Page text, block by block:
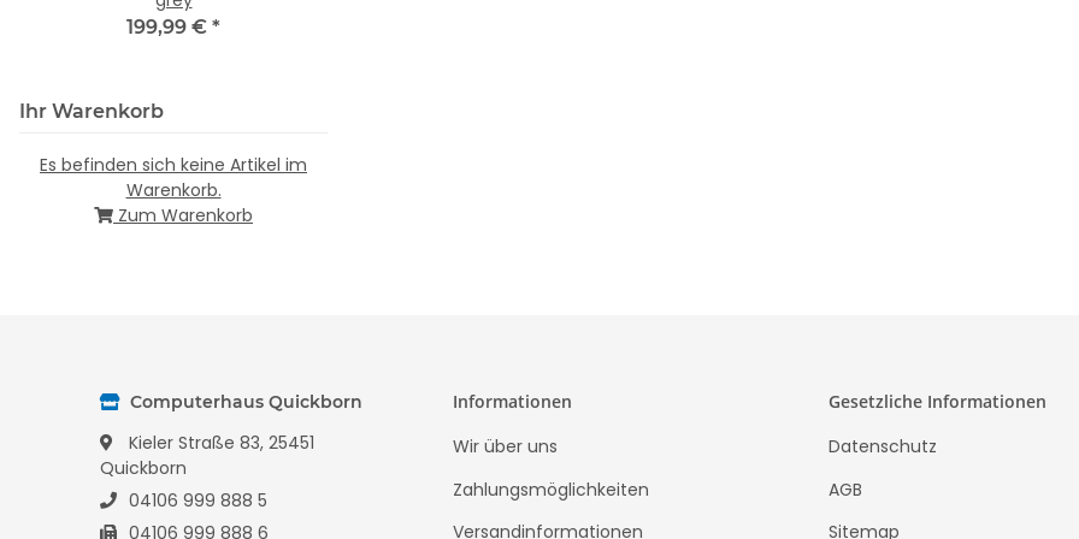
199,99 € *
Ihr Warenkorb
Es befinden sich keine Artikel im
Warenkorb.
Zum Warenkorb
Computerhaus Quickborn
Kieler Straße 83, 25451
Quickborn
04106 999 888 5
04106 999 888 6
Informationen
Wir über uns
Zahlungsmöglichkeiten
Versandinformationen
Gesetzliche Informationen
Datenschutz
AGB
Sitemap